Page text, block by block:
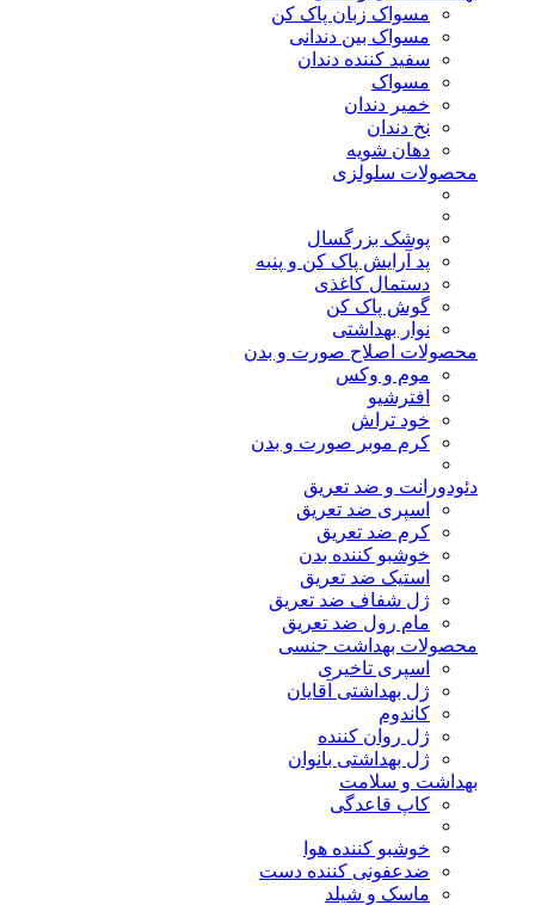
مسواک زبان پاک کن
مسواک بین دندانی
سفید کننده دندان
مسواک
خمیر دندان
نخ دندان
دهان شویه
محصولات سلولزی
پوشک بزرگسال
پد آرایش پاک کن و پنبه
دستمال کاغذی
گوش پاک کن
نوار بهداشتی
محصولات اصلاح صورت و بدن
موم و وکس
افترشیو
خود تراش
کرم موبر صورت و بدن
دئودورانت و ضد تعریق
اسپری ضد تعریق
کرم ضد تعریق
خوشبو کننده بدن
استیک ضد تعریق
ژل شفاف ضد تعریق
مام رول ضد تعریق
محصولات بهداشت جنسی
اسپری تاخیری
ژل بهداشتی آقایان
کاندوم
ژل روان کننده
ژل بهداشتی بانوان
بهداشت و سلامت
کاپ قاعدگی
خوشبو کننده هوا
ضدعفونی کننده دست
ماسک و شیلد